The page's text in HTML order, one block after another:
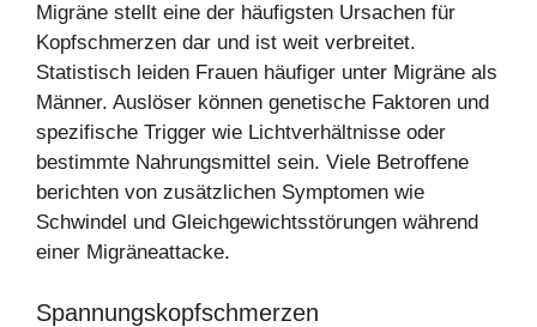
Migräne stellt eine der häufigsten Ursachen für
Kopfschmerzen dar und ist weit verbreitet.
Statistisch leiden Frauen häufiger unter Migräne als
Männer. Auslöser können genetische Faktoren und
spezifische Trigger wie Lichtverhältnisse oder
bestimmte Nahrungsmittel sein. Viele Betroffene
berichten von zusätzlichen Symptomen wie
Schwindel und Gleichgewichtsstörungen während
einer Migräneattacke.
Spannungskopfschmerzen